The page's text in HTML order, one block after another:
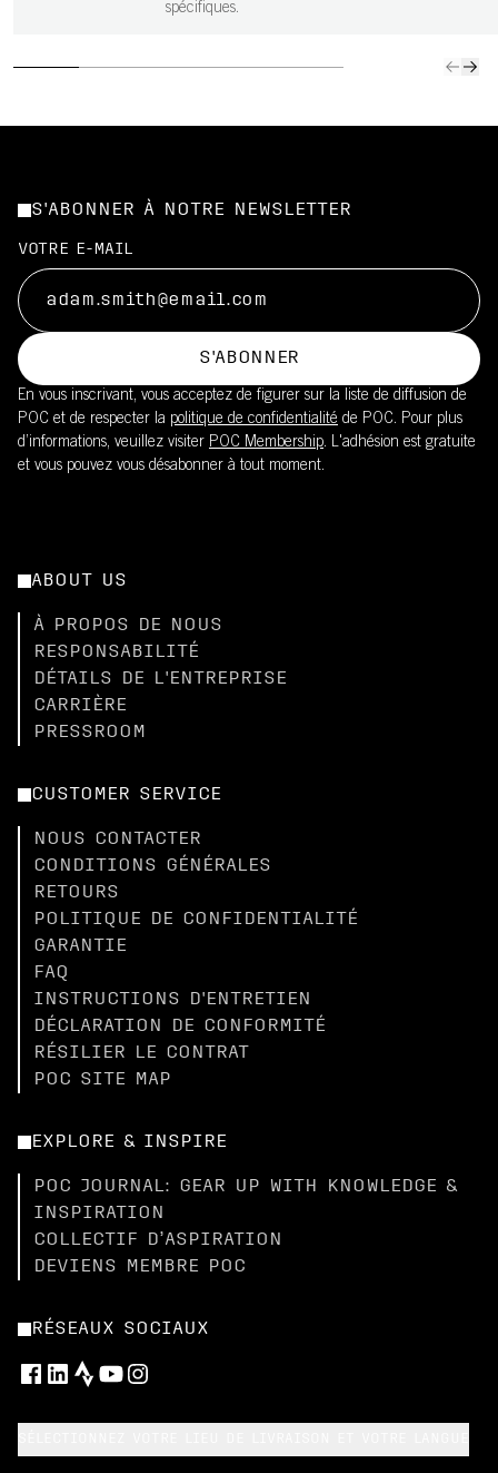
spécifiques.
S'ABONNER À NOTRE NEWSLETTER
VOTRE E-MAIL
S'ABONNER
En vous inscrivant, vous acceptez de figurer sur la liste de diffusion de
POC et de respecter la politique de confidentialité de POC. Pour plus
d’informations, veuillez visiter POC Membership. L'adhésion est gratuite
et vous pouvez vous désabonner à tout moment.
ABOUT US
À PROPOS DE NOUS
RESPONSABILITÉ
DÉTAILS DE L'ENTREPRISE
CARRIÈRE
PRESSROOM
CUSTOMER SERVICE
NOUS CONTACTER
CONDITIONS GÉNÉRALES
RETOURS
POLITIQUE DE CONFIDENTIALITÉ
GARANTIE
FAQ
INSTRUCTIONS D'ENTRETIEN
DÉCLARATION DE CONFORMITÉ
RÉSILIER LE CONTRAT
POC SITE MAP
EXPLORE & INSPIRE
POC JOURNAL: GEAR UP WITH KNOWLEDGE &
INSPIRATION
COLLECTIF D’ASPIRATION
DEVIENS MEMBRE POC
RÉSEAUX SOCIAUX